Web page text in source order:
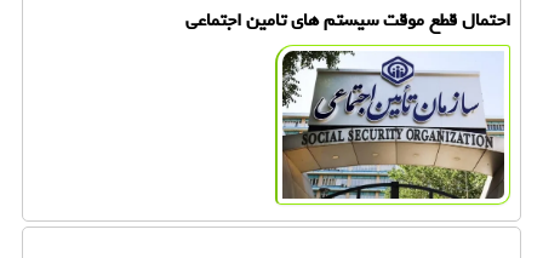
احتمال قطع موقت سیستم های تامین اجتماعی